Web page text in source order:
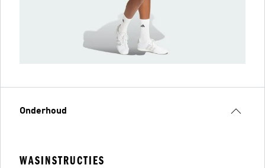
Onderhoud
WASINSTRUCTIES